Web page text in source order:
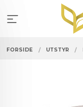
innholdet
FORSIDE UTSTYR